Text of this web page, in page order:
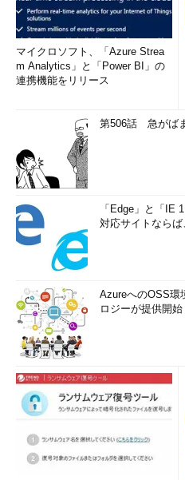
マイクロソフト、「Azure Strea
m Analytics」と「Power BI」の
連携機能をリリース
第506話 急がば
「Edge」と「IE
対応サイトならば
AzureへのOSS環
ロジーが提供開始